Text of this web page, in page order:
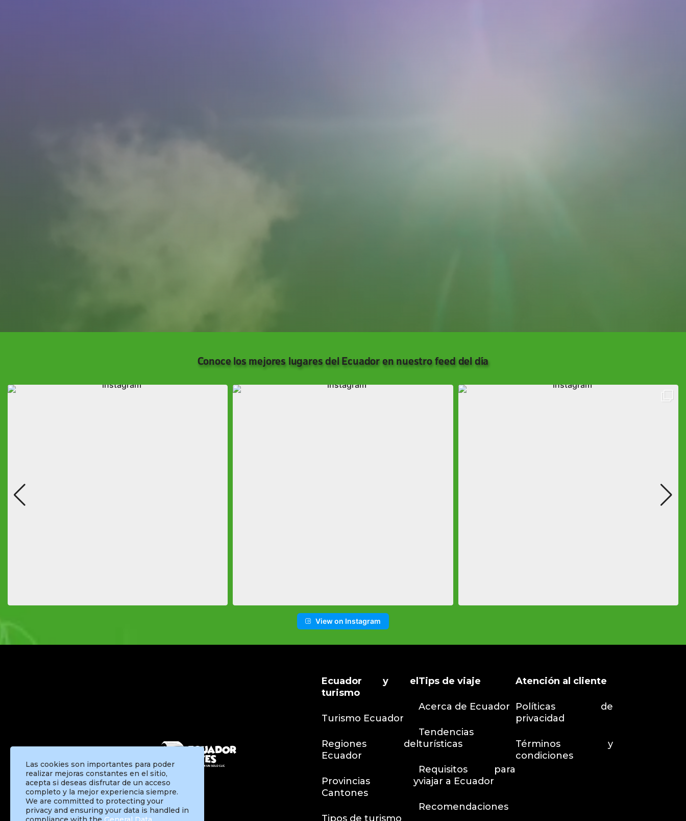
Conoce los mejores lugares del Ecuador en nuestro feed del día
View on Instagram
Ecuador y el
turismo
Turismo Ecuador
Regiones del
Ecuador
Provincias y
Cantones
Tipos de turismo
Tips de viaje
Acerca de Ecuador
Tendencias
turísticas
Requisitos para
viajar a Ecuador
Recomendaciones
Atención al cliente
Políticas de
privacidad
Términos y
condiciones
Las cookies son importantes para poder
realizar mejoras constantes en el sitio,
acepta si deseas disfrutar de un acceso
completo y la mejor experiencia siempre.
We are committed to protecting your
privacy and ensuring your data is handled in